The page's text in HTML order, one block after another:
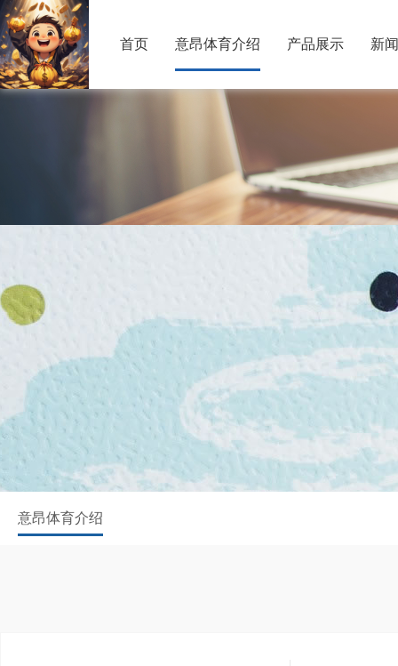
首页 意昂体育介绍 产品展示 新
意昂体育介绍